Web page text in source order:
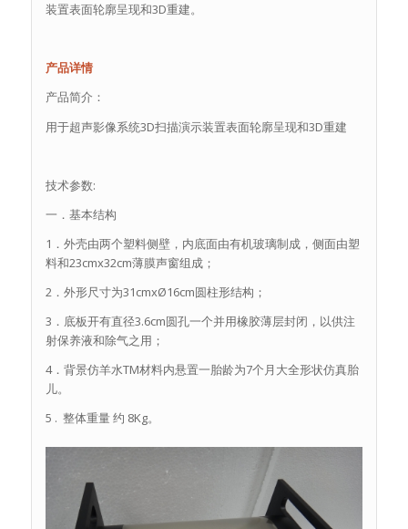
装置表面轮廓呈现和3D重建。
产品详情
产品简介：
用于超声影像系统3D扫描演示装置表面轮廓呈现和3D重建
技术参数:
一．基本结构
1．外壳由两个塑料侧壁，内底面由有机玻璃制成，侧面由塑
料和23cmx32cm薄膜声窗组成；
2．外形尺寸为31cmxØ16cm圆柱形结构；
3．底板开有直径3.6cm圆孔一个并用橡胶薄层封闭，以供注
射保养液和除气之用；
4．背景仿羊水TM材料内悬置一胎龄为7个月大全形状仿真胎
儿。
5 . 整体重量 约 8Kg。